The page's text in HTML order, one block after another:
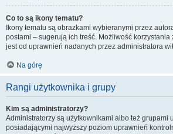
Co to są ikony tematu?
Ikony tematu są obrazkami wybieranymi przez
postami – sugerują ich treść. Możliwość
jest od uprawnień nadanych przez administratora
Na górę
Rangi użytkownika i grupy
Kim są administratorzy?
Administratorzy są użytkownikami albo też grupami
posiadającymi najwyższy poziom uprawnień